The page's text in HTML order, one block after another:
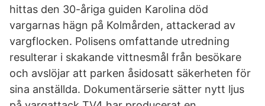
hittas den 30-åriga guiden Karolina död
vargarnas hägn på Kolmården, attackerad av
vargflocken. Polisens omfattande utredning
resulterar i skakande vittnesmål från besökare
och avslöjar att parken åsidosatt säkerheten för
sina anställda. Dokumentärserie sätter nytt ljus